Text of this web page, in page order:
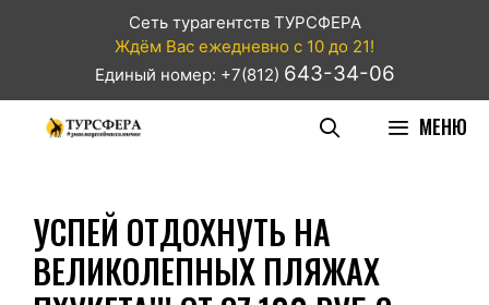
Сеть турагентств ТУРСФЕРА
Ждём Вас ежедневно с 10 до 21!
Единый номер: +7(812) 643-34-06
МЕНЮ
УСПЕЙ ОТДОХНУТЬ НА
ВЕЛИКОЛЕПНЫХ ПЛЯЖАХ